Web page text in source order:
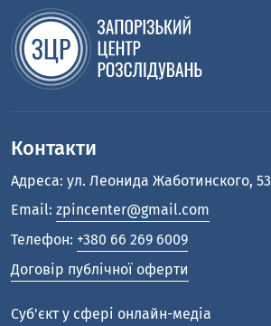
Контакти
Адреса: ул. Леонида Жаботинского, 53
Email: zpincenter@gmail.com
Телефон: +380 66 269 6009
Договір публічної оферти
Cуб'єкт у сфері онлайн-медіа